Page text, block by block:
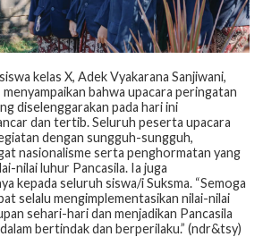
kelas X, Adek Vyakarana Sanjiwani,
bahwa upacara peringatan
diselenggarakan pada hari ini
dan tertib. Seluruh peserta upacara
dengan sungguh-sungguh,
nasionalisme serta penghormatan yang
nilai luhur Pancasila. Ia juga
kepada seluruh siswa/i Suksma. “Semoga
selalu mengimplementasikan nilai-nilai
sehari-hari dan menjadikan Pancasila
bertindak dan berperilaku.” (ndr&tsy)